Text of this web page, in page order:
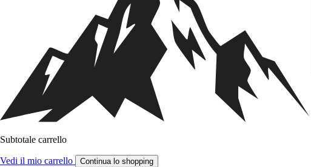
Subtotale carrello
Vedi il mio carrello Continua lo shopping